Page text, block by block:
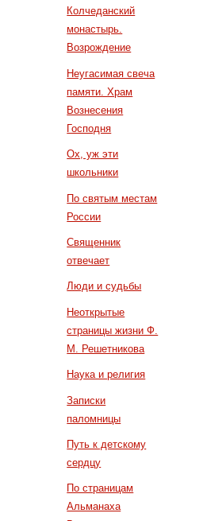
Колчеданский
монастырь.
Возрождение
Неугасимая свеча
памяти. Храм
Вознесения
Господня
Ох, уж эти
школьники
По святым местам
России
Священник
отвечает
Люди и судьбы
Неоткрытые
страницы жизни Ф.
М. Решетникова
Наука и религия
Записки
паломницы
Путь к детскому
сердцу
По страницам
Альманаха